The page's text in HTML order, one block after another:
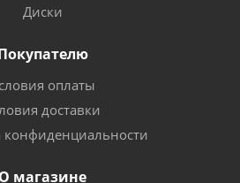
Диски
оплаты
доставки
конфиденциальности
О магазине